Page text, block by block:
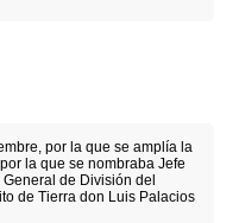
por la que se amplía la
la que se nombraba Jefe
de División del
de Tierra don Luis Palacios